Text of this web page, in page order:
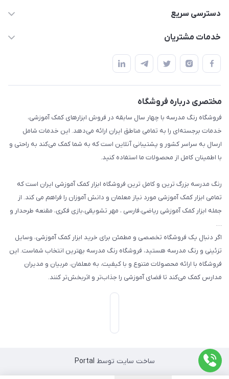
02136781755
دسترسی سریع
پلنر و دفتر
استایل معلم و دانش آموز
بازی و نمایش
تزئین کلاس
طرح های تشویقی
گیفت ها و جوایز
سایر محصولات
خدمات مشتریان
قوانین و مقررات
حریم خصوصی
مختصری درباره فروشگاه
فروشگاه رنگ مدرسه با چهار سال سابقه در فروش ابزارهای کمک آموزشی،
خدمات برجسته‌ای را به تمامی مناطق ایران ارائه می‌دهد. این خدمات شامل
ارسال به سراسر کشور و پشتیبانی آنلاین است که به شما کمک می‌کند به راحتی و
با اطمینان کامل از محصولات ما استفاده کنید.
رنگ مدرسه بزرگ ترین و کامل ترین فروشگاه ابزار کمک آموزشی ایران است که
تمامی ابزار کمک آموزشی مورد نیاز معلمان و دانش آموزان را فراهم می کند. از
جمله ابزار کمک آموزشی ریاضی،فارسی ، مهر تشویقی،بازی فکری، مقنعه طرحدار و
…
اگر دنبال یک فروشگاه تخصصی و مطمئن برای خرید ابزار کمک آموزشی، وسایل
تزئینی و رنگ مدرسه هستید، فروشگاه رنگ مدرسه بهترین انتخاب شماست. این
فروشگاه با ارائه محصولات متنوع و با کیفیت، به معلمان، مربیان و مدیران
مدارس کمک می‌کند تا فضای آموزشی را جذاب‌تر و اثربخش‌تر کنند.
ساخت سایت توسط Portal